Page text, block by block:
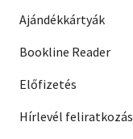
Ajándékkártyák
Bookline Reader
Előfizetés
Hírlevél feliratkozás